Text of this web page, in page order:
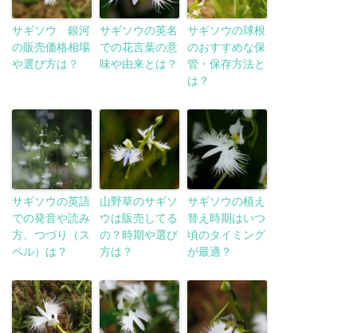
サギソウ 銀河
の販売価格相場
や選び方は？
サギソウの英名
での花言葉の意
味や由来とは？
サギソウの球根
のおすすめな保
管・保存方法と
は？
サギソウの英語
での発音や読み
方、つづり（ス
ペル）は？
山野草のサギソ
ウは販売してる
の？時期や選び
方は？
サギソウの植え
替え時期はいつ
頃のタイミング
が最適？